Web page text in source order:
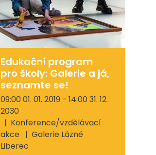
Edukační program
pro školy: Galerie a já,
seznamte se!
09:00 01. 01. 2019 - 14:00 31. 12.
2030
Konference/vzdělávací
akce
Galerie Lázně
Liberec